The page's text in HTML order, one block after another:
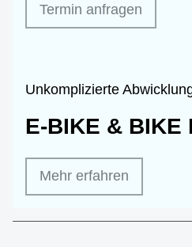
Termin anfragen
Unkomplizierte
E-BIKE & BIKE
Mehr erfahren